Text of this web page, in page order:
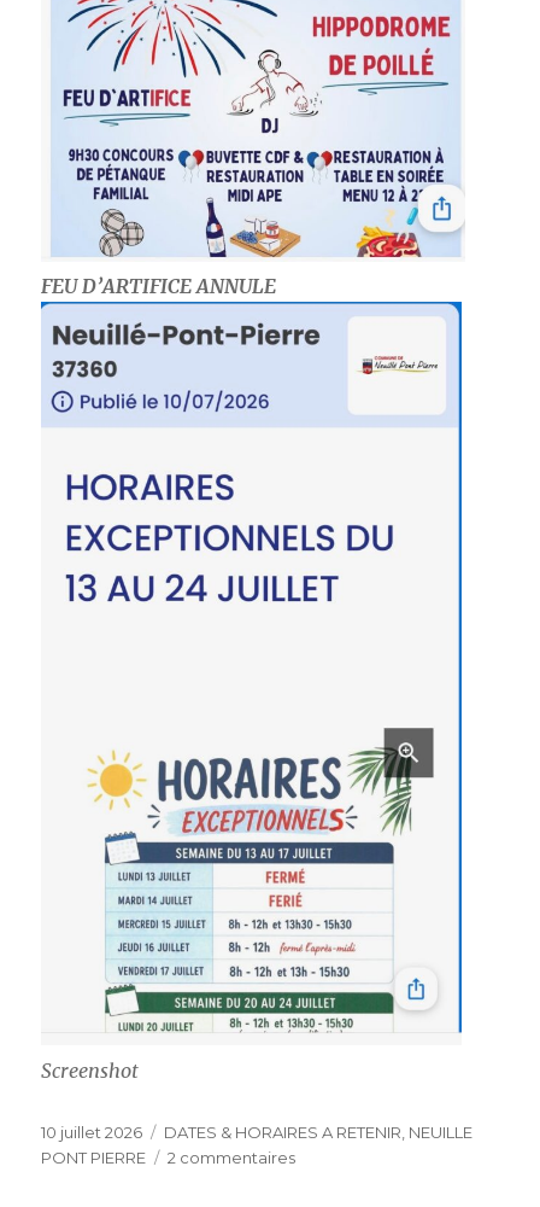
FEU D’ARTIFICE ANNULE
Screenshot
Publié
le
10 juillet 2026 Catégories
DATES & HORAIRES A RETENIR NEUILLE
PONT PIERRE
2 commentairessur